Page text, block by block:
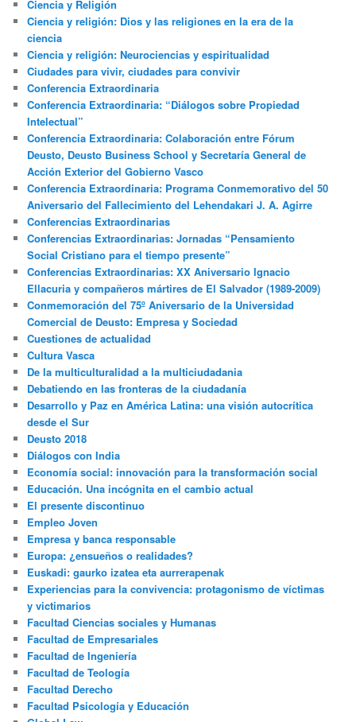
Ciencia y Religión
Ciencia y religión: Dios y las religiones en la era de la
ciencia
Ciencia y religión: Neurociencias y espiritualidad
Ciudades para vivir, ciudades para convivir
Conferencia Extraordinaria
Conferencia Extraordinaria: “Diálogos sobre Propiedad
Intelectual”
Conferencia Extraordinaria: Colaboración entre Fórum
Deusto, Deusto Business School y Secretaría General de
Acción Exterior del Gobierno Vasco
Conferencia Extraordinaria: Programa Conmemorativo del 50
Aniversario del Fallecimiento del Lehendakari J. A. Agirre
Conferencias Extraordinarias
Conferencias Extraordinarias: Jornadas “Pensamiento
Social Cristiano para el tiempo presente”
Conferencias Extraordinarias: XX Aniversario Ignacio
Ellacuria y compañeros mártires de El Salvador (1989-2009)
Conmemoración del 75º Aniversario de la Universidad
Comercial de Deusto: Empresa y Sociedad
Cuestiones de actualidad
Cultura Vasca
De la multiculturalidad a la multiciudadania
Debatiendo en las fronteras de la ciudadanía
Desarrollo y Paz en América Latina: una visión autocrítica
desde el Sur
Deusto 2018
Diálogos con India
Economía social: innovación para la transformación social
Educación. Una incógnita en el cambio actual
El presente discontinuo
Empleo Joven
Empresa y banca responsable
Europa: ¿ensueños o realidades?
Euskadi: gaurko izatea eta aurrerapenak
Experiencias para la convivencia: protagonismo de víctimas
y victimarios
Facultad Ciencias sociales y Humanas
Facultad de Empresariales
Facultad de Ingeniería
Facultad de Teología
Facultad Derecho
Facultad Psicología y Educación